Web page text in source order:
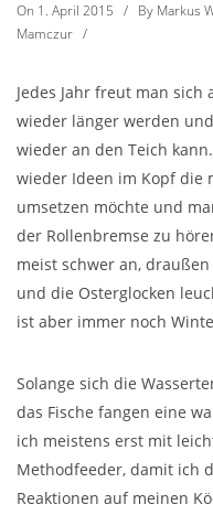
On 1. April 2015 / By Markus
Mamczur /
Jedes Jahr freut man sich
wieder länger werden
wieder an den Teich
wieder Ideen im Kopf die
umsetzen möchte und
der Rollenbremse zu
meist schwer an,
und die Osterglocken
ist aber immer noch
Solange sich die
das Fische fangen eine
ich meistens erst mit
Methodfeeder, damit ich
Reaktionen auf meinen